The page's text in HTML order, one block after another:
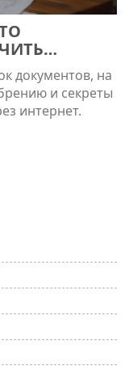
документов, на
и секреты
интернет.